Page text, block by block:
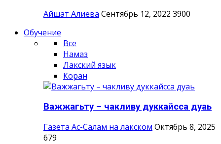
Айшат Алиева Сентябрь 12, 2022 3900
Обучение
Все
Намаз
Лакский язык
Коран
Важжагьту – чакливу дуккайсса дуаь
Газета Ас-Салам на лакском Октябрь 8, 2025
679